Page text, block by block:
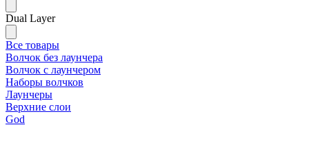
Dual Layer
Все товары
Волчок без лаунчера
Волчок с лаунчером
Наборы волчков
Лаунчеры
Верхние слои
God